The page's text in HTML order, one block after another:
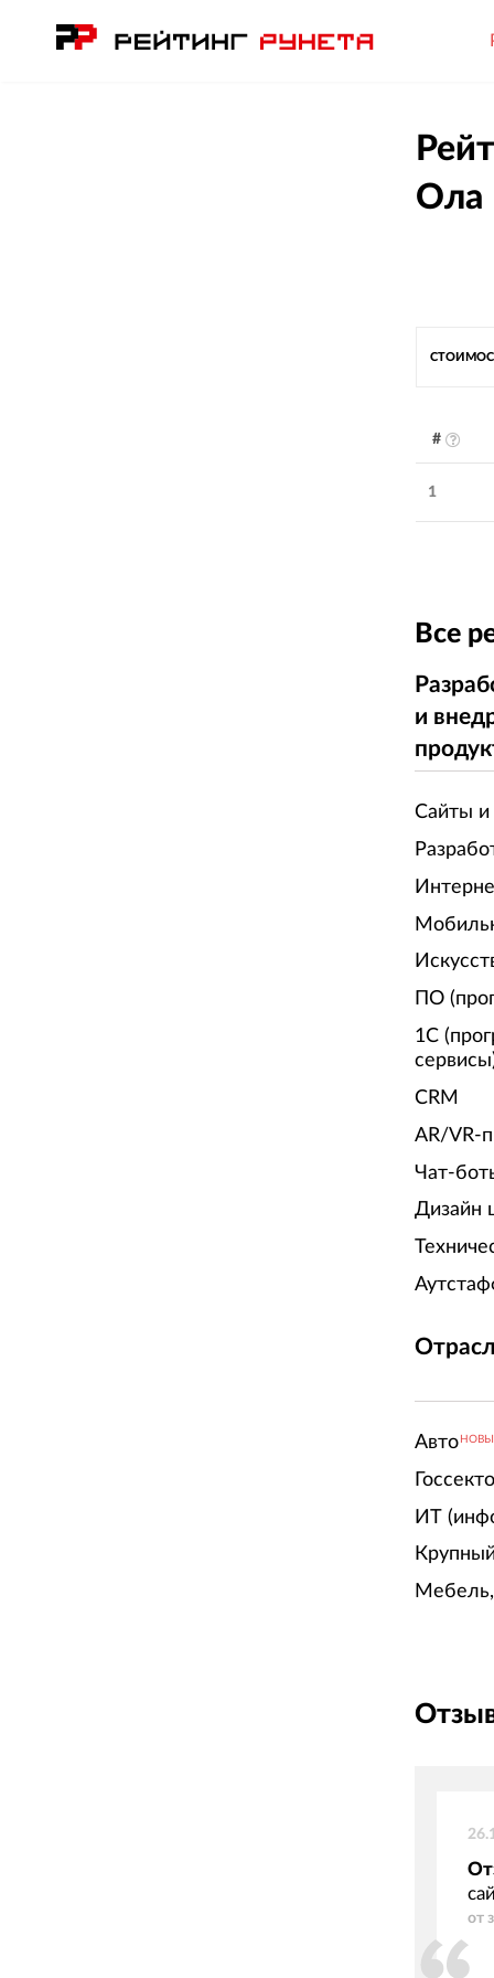
Ола
#
1
Все
и
Сайты и
ПО
1С
CRM
AR/VR-
Чат-
Дизайн
Авто
ИТ
от